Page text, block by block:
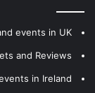
events in UK
and Reviews
in Ireland